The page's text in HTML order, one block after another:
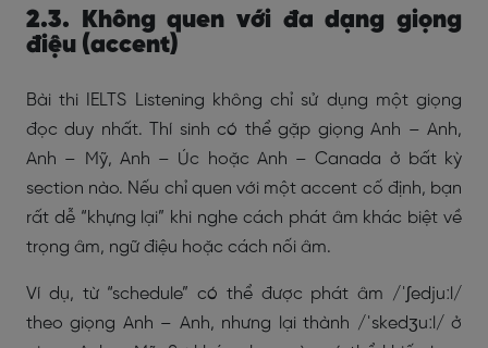
2.3. Không quen với đa dạng giọng
điệu (accent)
Bài thi IELTS Listening không chỉ sử dụng một giọng
đọc duy nhất. Thí sinh có thể gặp giọng Anh – Anh,
Anh – Mỹ, Anh – Úc hoặc Anh – Canada ở bất kỳ
section nào. Nếu chỉ quen với một accent cố định, bạn
rất dễ “khựng lại” khi nghe cách phát âm khác biệt về
trọng âm, ngữ điệu hoặc cách nối âm.
Ví dụ, từ “schedule” có thể được phát âm /ˈʃedjuːl/
theo giọng Anh – Anh, nhưng lại thành /ˈskedʒuːl/ ở